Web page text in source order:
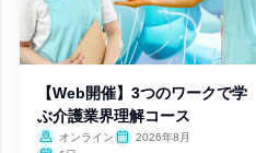
【Web開催】3つのワークで学
ぶ介護業界理解コース
オンライン
2026年8月